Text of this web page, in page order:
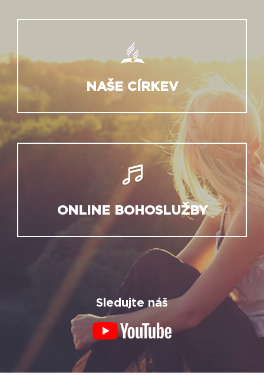
NAŠE CÍRKEV
ONLINE BOHOSLUŽBY
Sledujte náš